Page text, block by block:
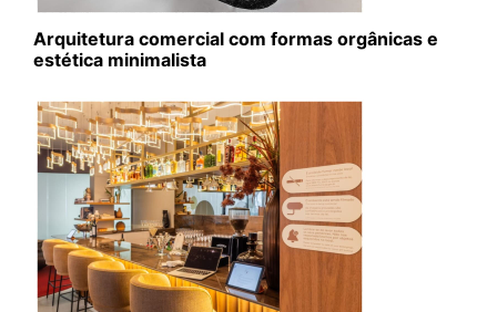
Arquitetura comercial com formas orgânicas e
estética minimalista